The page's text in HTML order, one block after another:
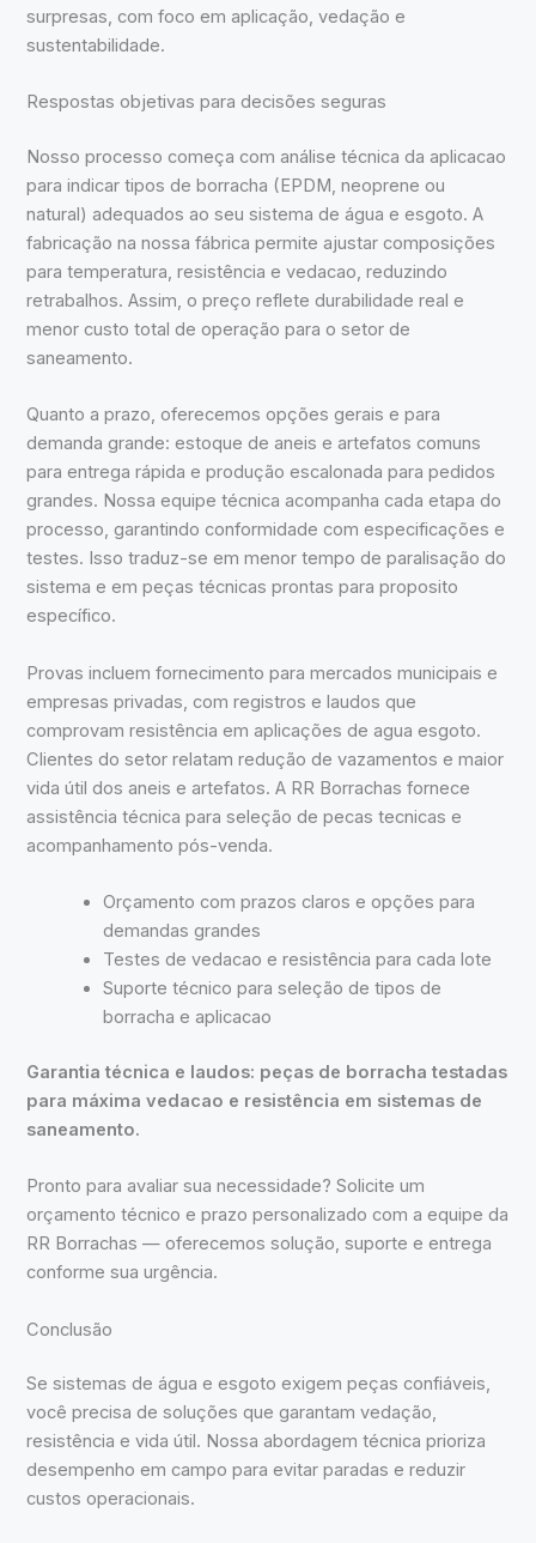
surpresas, com foco em aplicação, vedação e
sustentabilidade.
Respostas objetivas para decisões seguras
Nosso processo começa com análise técnica da aplicacao
para indicar tipos de borracha (EPDM, neoprene ou
natural) adequados ao seu sistema de água e esgoto. A
fabricação na nossa fábrica permite ajustar composições
para temperatura, resistência e vedacao, reduzindo
retrabalhos. Assim, o preço reflete durabilidade real e
menor custo total de operação para o setor de
saneamento.
Quanto a prazo, oferecemos opções gerais e para
demanda grande: estoque de aneis e artefatos comuns
para entrega rápida e produção escalonada para pedidos
grandes. Nossa equipe técnica acompanha cada etapa do
processo, garantindo conformidade com especificações e
testes. Isso traduz-se em menor tempo de paralisação do
sistema e em peças técnicas prontas para proposito
específico.
Provas incluem fornecimento para mercados municipais e
empresas privadas, com registros e laudos que
comprovam resistência em aplicações de agua esgoto.
Clientes do setor relatam redução de vazamentos e maior
vida útil dos aneis e artefatos. A RR Borrachas fornece
assistência técnica para seleção de pecas tecnicas e
acompanhamento pós-venda.
Orçamento com prazos claros e opções para
demandas grandes
Testes de vedacao e resistência para cada lote
Suporte técnico para seleção de tipos de
borracha e aplicacao
Garantia técnica e laudos: peças de borracha testadas
para máxima vedacao e resistência em sistemas de
saneamento.
Pronto para avaliar sua necessidade? Solicite um
orçamento técnico e prazo personalizado com a equipe da
RR Borrachas — oferecemos solução, suporte e entrega
conforme sua urgência.
Conclusão
Se sistemas de água e esgoto exigem peças confiáveis,
você precisa de soluções que garantam vedação,
resistência e vida útil. Nossa abordagem técnica prioriza
desempenho em campo para evitar paradas e reduzir
custos operacionais.